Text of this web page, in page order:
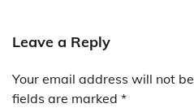
Leave a Reply
Your email address will not
fields are marked *